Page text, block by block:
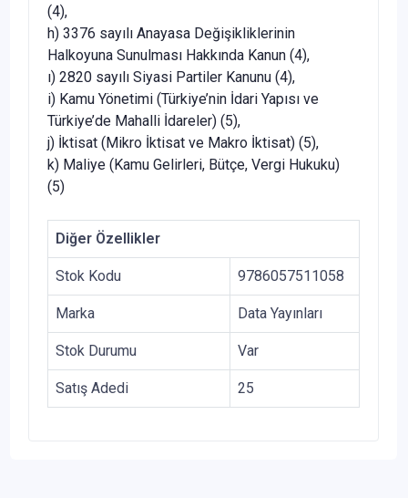
(4),
h) 3376 sayılı Anayasa Değişikliklerinin
Halkoyuna Sunulması Hakkında Kanun (4),
ı) 2820 sayılı Siyasi Partiler Kanunu (4),
i) Kamu Yönetimi (Türkiye’nin İdari Yapısı ve
Türkiye’de Mahalli İdareler) (5),
j) İktisat (Mikro İktisat ve Makro İktisat) (5),
k) Maliye (Kamu Gelirleri, Bütçe, Vergi Hukuku)
(5)
Diğer Özellikler
Stok Kodu 9786057511058
Marka Data Yayınları
Stok Durumu Var
Satış Adedi 25